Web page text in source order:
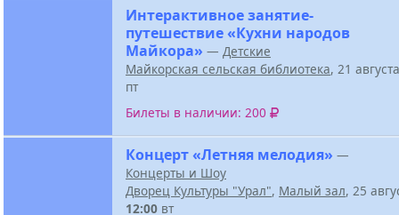
Интерактивное занятие-
путешествие «Кухни народов
Майкора» — Детские
Майкорская сельская библиотека, 21
пт
Билеты в наличии: 200
Концерт «Летняя мелодия» —
Концерты и Шоу
Дворец Культуры "Урал", Малый зал, 25
12:00 вт